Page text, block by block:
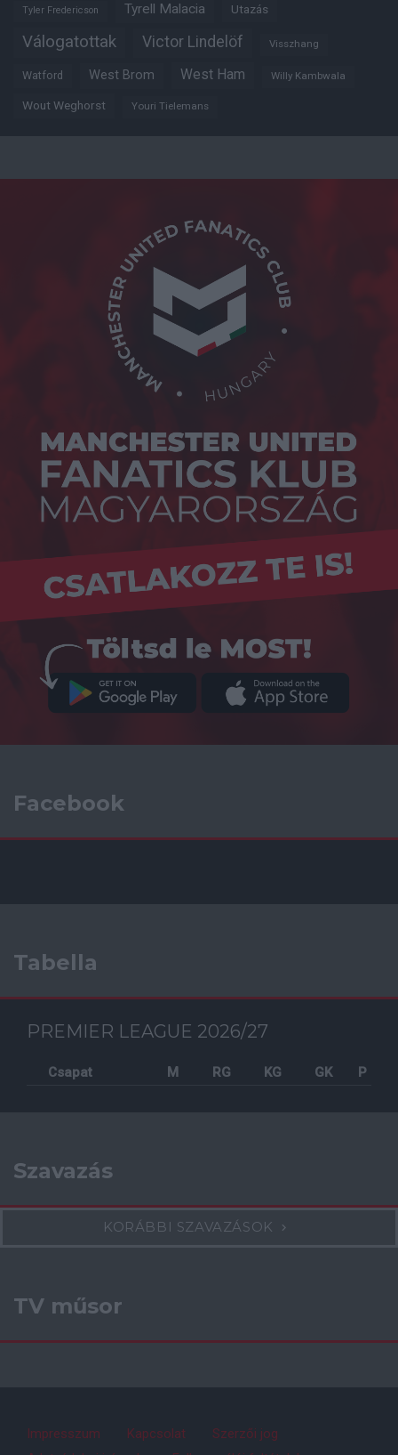
Tyler Fredericson Tyrell Malacia Utazás
Válogatottak Victor Lindelöf Visszhang
Watford West Brom West Ham Willy Kambwala
Wout Weghorst Youri Tielemans
Facebook
Tabella
PREMIER LEAGUE 2026/27
Csapat M RG KG GK P
Szavazás
KORÁBBI SZAVAZÁSOK
TV műsor
Impresszum Kapcsolat
Szerzői jog